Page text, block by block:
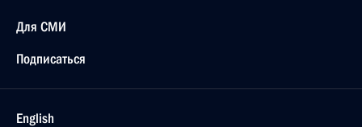
Для СМИ
Подписаться
English